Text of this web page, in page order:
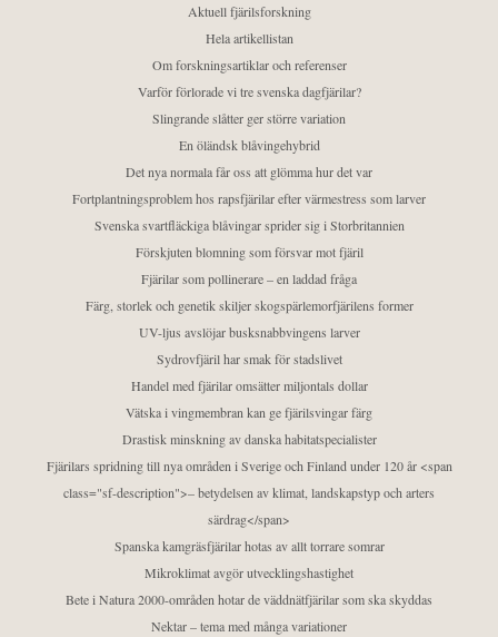
Aktuell fjärilsforskning
Hela artikellistan
Om forskningsartiklar och referenser
Varför förlorade vi tre svenska dagfjärilar?
Slingrande slåtter ger större variation
En öländsk blåvingehybrid
Det nya normala får oss att glömma hur det var
Fortplantningsproblem hos rapsfjärilar efter värmestress som larver
Svenska svartfläckiga blåvingar sprider sig i Storbritannien
Förskjuten blomning som försvar mot fjäril
Fjärilar som pollinerare – en laddad fråga
Färg, storlek och genetik skiljer skogspärlemorfjärilens former
UV-ljus avslöjar busksnabbvingens larver
Sydrovfjäril har smak för stadslivet
Handel med fjärilar omsätter miljontals dollar
Vätska i vingmembran kan ge fjärilsvingar färg
Drastisk minskning av danska habitatspecialister
Fjärilars spridning till nya områden i Sverige och Finland under 120 år <span
class="sf-description">– betydelsen av klimat, landskapstyp och arters
särdrag</span>
Spanska kamgräsfjärilar hotas av allt torrare somrar
Mikroklimat avgör utvecklingshastighet
Bete i Natura 2000-områden hotar de väddnätfjärilar som ska skyddas
Nektar – tema med många variationer